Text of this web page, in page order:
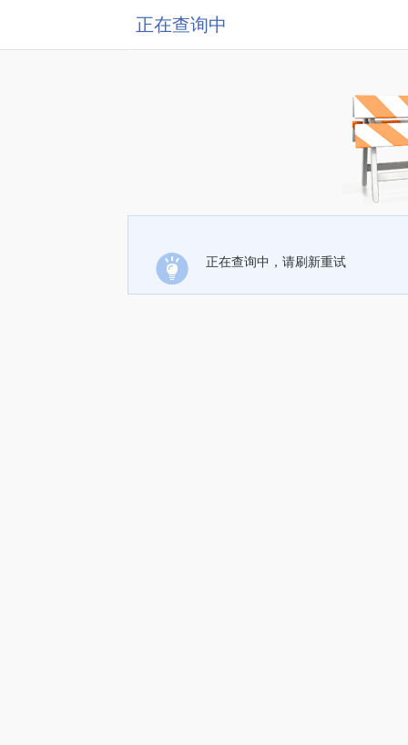
正在查询中
正在查询中，请刷新重试